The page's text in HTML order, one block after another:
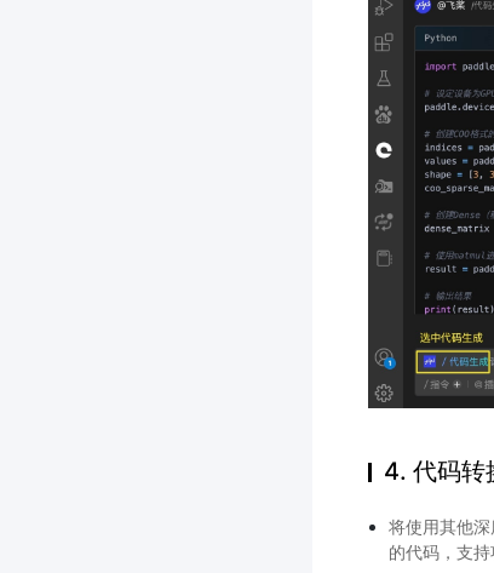
4. 代码转
将使用其他
的代码，支